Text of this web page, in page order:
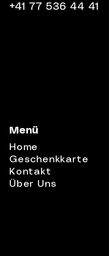
+41 77 536 44 41
Menü
Home
Geschenkkarte
Kontakt
Über Uns